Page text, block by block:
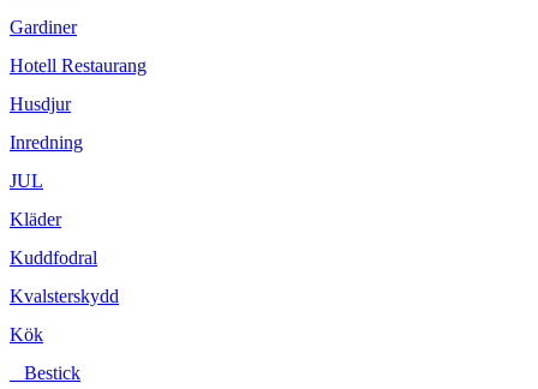
Gardiner
Hotell Restaurang
Husdjur
Inredning
JUL
Kläder
Kuddfodral
Kvalsterskydd
Kök
Bestick